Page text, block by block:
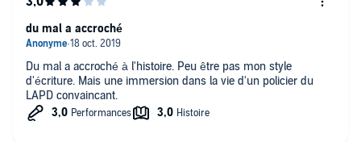
Du mal a accroché à l'histoire. Peu être pas mon style
d'écriture. Mais une immersion dans la vie d'un policier du
LAPD convaincant.
du mal a accroché